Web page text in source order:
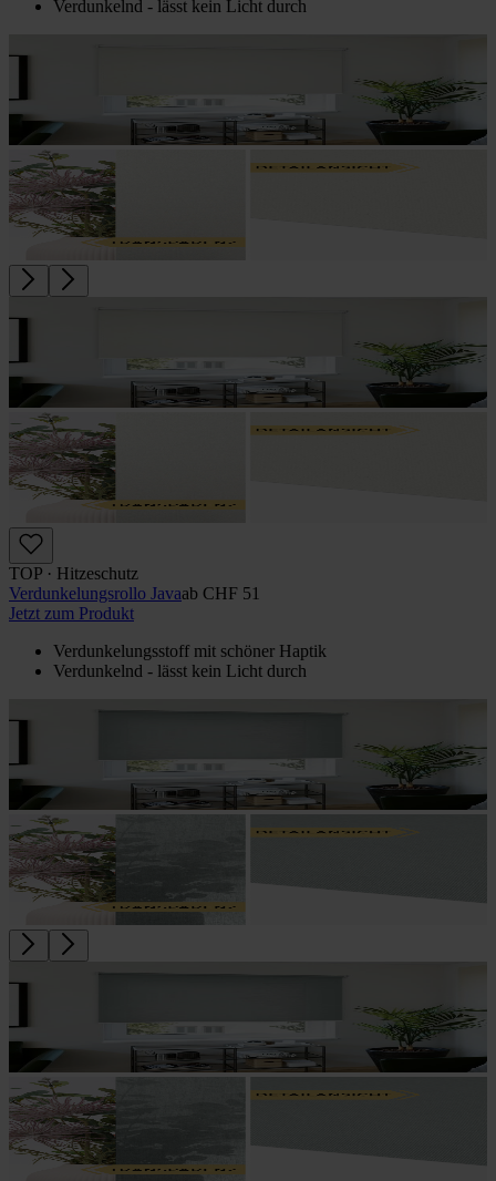
Verdunkelnd - lässt kein Licht durch
TOP · Hitzeschutz
Verdunkelungs­rollo Javaab CHF 51
Jetzt zum Produkt
Verdunkelungsstoff mit schöner Haptik
Verdunkelnd - lässt kein Licht durch